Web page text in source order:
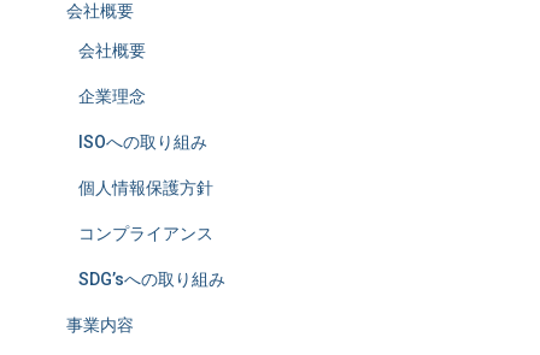
会社概要
会社概要
企業理念
ISOへの取り組み
個人情報保護方針
コンプライアンス
SDG’sへの取り組み
事業内容